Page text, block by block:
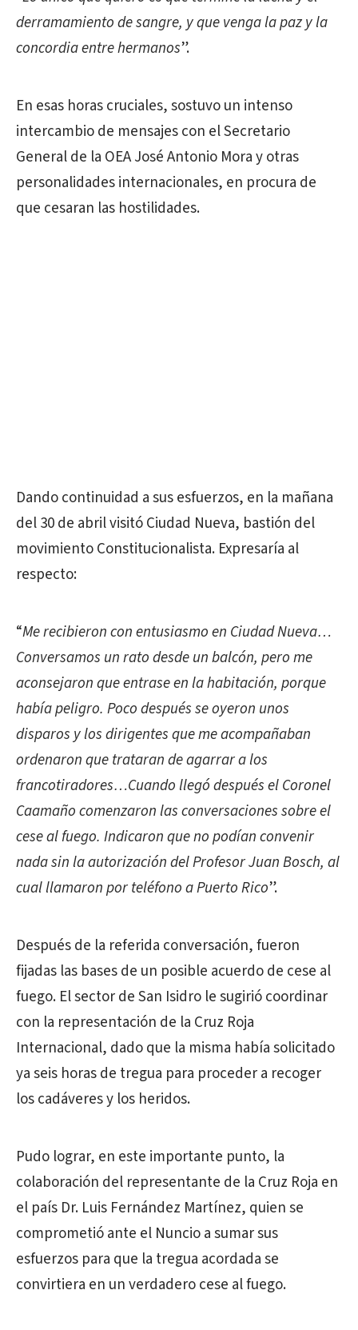
derramamiento de sangre, y que venga la paz y la
concordia entre hermanos”.
En esas horas cruciales, sostuvo un intenso
intercambio de mensajes con el Secretario
General de la OEA José Antonio Mora y otras
personalidades internacionales, en procura de
que cesaran las hostilidades.
Dando continuidad a sus esfuerzos, en la mañana
del 30 de abril visitó Ciudad Nueva, bastión del
movimiento Constitucionalista. Expresaría al
respecto:
“Me recibieron con entusiasmo en Ciudad Nueva…
Conversamos un rato desde un balcón, pero me
aconsejaron que entrase en la habitación, porque
había peligro. Poco después se oyeron unos
disparos y los dirigentes que me acompañaban
ordenaron que trataran de agarrar a los
francotiradores…Cuando llegó después el Coronel
Caamaño comenzaron las conversaciones sobre el
cese al fuego. Indicaron que no podían convenir
nada sin la autorización del Profesor Juan Bosch, al
cual llamaron por teléfono a Puerto Rico”.
Después de la referida conversación, fueron
fijadas las bases de un posible acuerdo de cese al
fuego. El sector de San Isidro le sugirió coordinar
con la representación de la Cruz Roja
Internacional, dado que la misma había solicitado
ya seis horas de tregua para proceder a recoger
los cadáveres y los heridos.
Pudo lograr, en este importante punto, la
colaboración del representante de la Cruz Roja en
el país Dr. Luis Fernández Martínez, quien se
comprometió ante el Nuncio a sumar sus
esfuerzos para que la tregua acordada se
convirtiera en un verdadero cese al fuego.